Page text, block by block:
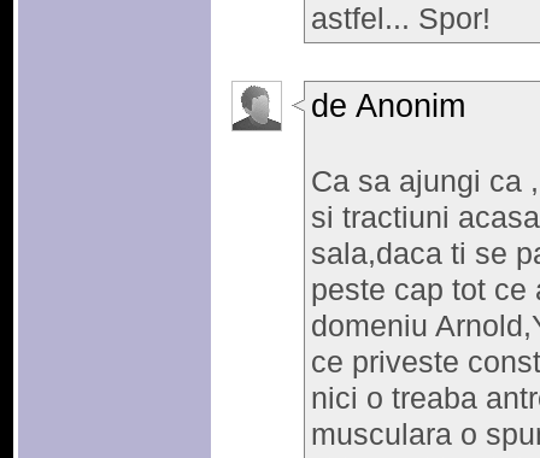
astfel... Spor!
de Anonim
Ca sa ajungi ca
si tractiuni
sala,daca ti se
peste cap tot ce
domeniu
ce priveste
nici o treaba
musculara o